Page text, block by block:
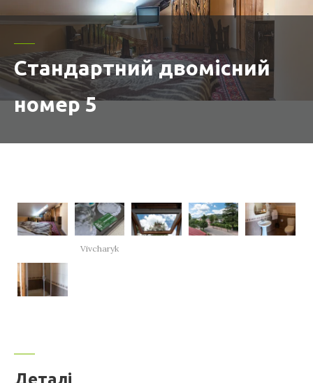
Стандартний двомісний
номер 5
Vivcharyk
Деталі